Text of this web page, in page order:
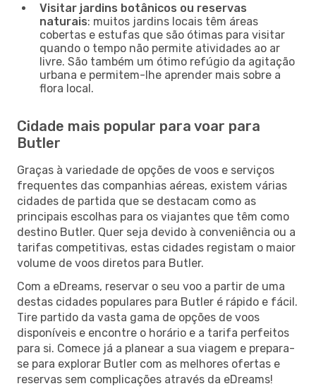
Visitar jardins botânicos ou reservas
naturais: muitos jardins locais têm áreas
cobertas e estufas que são ótimas para visitar
quando o tempo não permite atividades ao ar
livre. São também um ótimo refúgio da agitação
urbana e permitem-lhe aprender mais sobre a
flora local.
Cidade mais popular para voar para
Butler
Graças à variedade de opções de voos e serviços
frequentes das companhias aéreas, existem várias
cidades de partida que se destacam como as
principais escolhas para os viajantes que têm como
destino Butler. Quer seja devido à conveniência ou a
tarifas competitivas, estas cidades registam o maior
volume de voos diretos para Butler.
Com a eDreams, reservar o seu voo a partir de uma
destas cidades populares para Butler é rápido e fácil.
Tire partido da vasta gama de opções de voos
disponíveis e encontre o horário e a tarifa perfeitos
para si. Comece já a planear a sua viagem e prepara-
se para explorar Butler com as melhores ofertas e
reservas sem complicações através da eDreams!